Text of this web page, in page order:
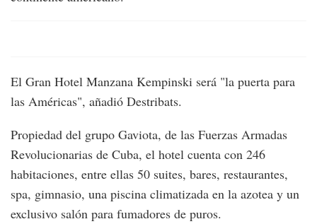
El Gran Hotel Manzana Kempinski será "la puerta para
las Américas", añadió Destribats.
Propiedad del grupo Gaviota, de las Fuerzas Armadas
Revolucionarias de Cuba, el hotel cuenta con 246
habitaciones, entre ellas 50 suites, bares, restaurantes,
spa, gimnasio, una piscina climatizada en la azotea y un
exclusivo salón para fumadores de puros.